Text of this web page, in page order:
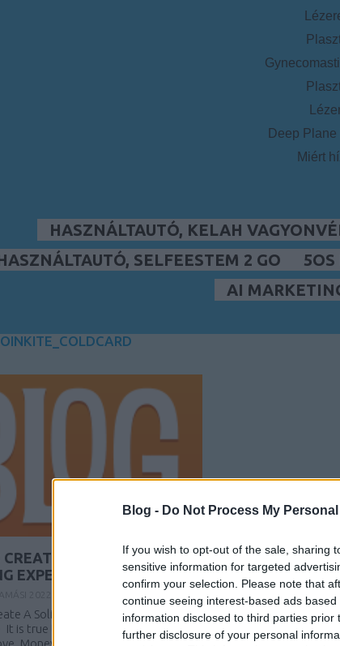
Blog - Do Not Process My
If you wish to opt-out of the sale, sharing
sensitive information for targeted
confirm your selection. Please note that
continue seeing interest-based ads
information disclosed to third parties
further disclosure of your personal
Deep
Miért
HASZNÁLTAUTÓ, KELAH
SELFEESTEM 2 GO
5OS
AI
A SOLID ONLINE
EXPERIENCE
A Solid Online Shopping
It is true that money probably
Money can buy you all the other